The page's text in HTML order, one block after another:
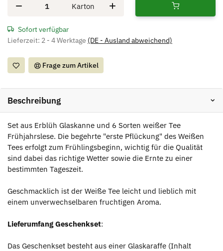
Karton
Sofort verfügbar
Lieferzeit: 2 - 4 Werktage (DE - Ausland abweichend)
Frage zum Artikel
Beschreibung
Set aus Erblüh Glaskanne und 6 Sorten weißer Tee
Frühjahrslese. Die begehrte "erste Pflückung" des Weißen
Tees erfolgt zum Frühlingsbeginn, wichtig für die Qualität
sind dabei das richtige Wetter sowie die Ernte zu einer
bestimmten Tageszeit.
Geschmacklich ist der Weiße Tee leicht und lieblich mit
einem unverwechselbaren fruchtigen Aroma.
Lieferumfang Geschenkset:
Das Geschenkset besteht aus einer Glaskaraffe (Inhalt